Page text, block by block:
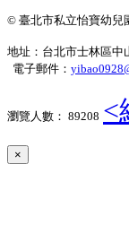
© 臺北市私立怡寶幼兒
地址：台北市士林區中
電子郵件：
瀏覽人數： 89208 <
×